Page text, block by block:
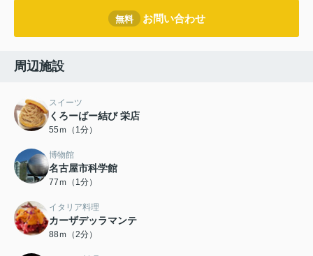
無料 お問い合わせ
周辺施設
スイーツ
くろーばー結び 栄店
55ｍ（1分）
博物館
名古屋市科学館
77ｍ（1分）
イタリア料理
カーザデッラマンテ
88ｍ（2分）